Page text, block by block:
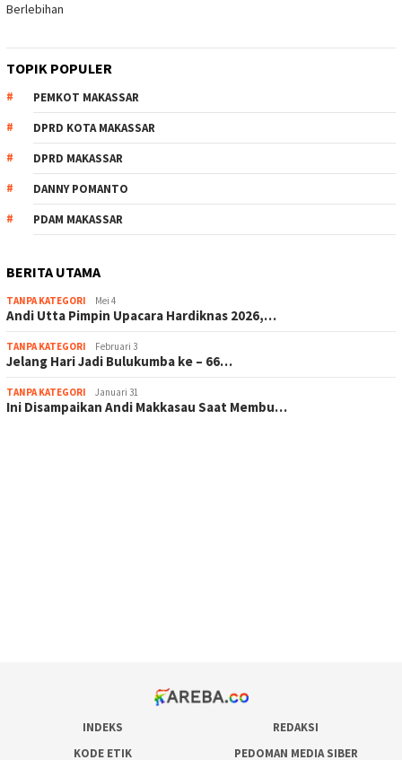
Berlebihan
TOPIK POPULER
PEMKOT MAKASSAR
DPRD KOTA MAKASSAR
DPRD MAKASSAR
DANNY POMANTO
PDAM MAKASSAR
BERITA UTAMA
TANPA KATEGORI Mei 4
Andi Utta Pimpin Upacara Hardiknas 2026,…
TANPA KATEGORI Februari 3
Jelang Hari Jadi Bulukumba ke – 66…
TANPA KATEGORI Januari 31
Ini Disampaikan Andi Makkasau Saat Membu…
INDEKS
REDAKSI
KODE ETIK
PEDOMAN MEDIA SIBER